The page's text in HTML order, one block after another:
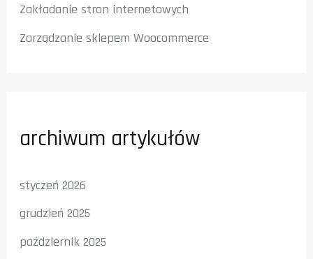
Zakładanie stron internetowych
Zarządzanie sklepem Woocommerce
archiwum artykułów
styczeń 2026
grudzień 2025
październik 2025